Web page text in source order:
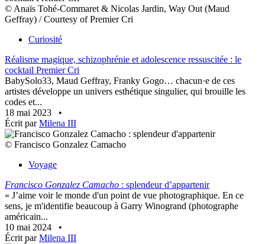
© Anaïs Tohé-Commaret & Nicolas Jardin, Way Out (Maud
Geffray) / Courtesy of Premier Cri
Curiosité
Réalisme magique, schizophrénie et adolescence ressuscitée : le
cocktail Premier Cri
BabySolo33, Maud Geffray, Franky Gogo… chacun·e de ces
artistes développe un univers esthétique singulier, qui brouille les
codes et...
18 mai 2023
•
Écrit parMilena III
© Francisco Gonzalez Camacho
Voyage
Francisco Gonzalez Camacho : splendeur d’appartenir
« J’aime voir le monde d'un point de vue photographique. En ce
sens, je m'identifie beaucoup à Garry Winogrand (photographe
américain...
10 mai 2024
•
Écrit parMilena III